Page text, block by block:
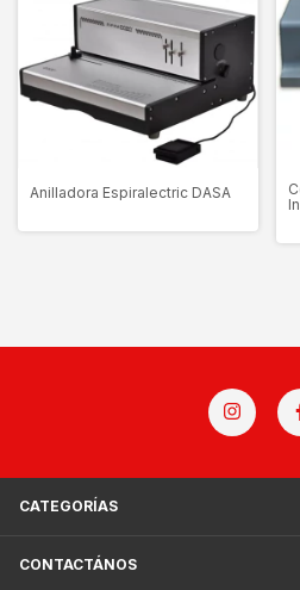
Anilladora Espiralectric DASA
CATEGORÍAS
CONTACTÁNOS